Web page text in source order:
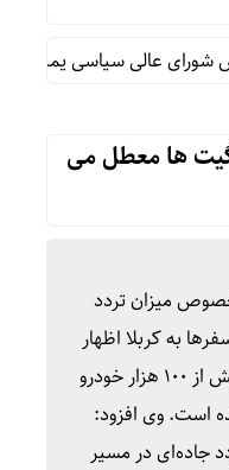
عالی سیاسی یمن به
گیت ها معطل می
میزان تردد
به کربلا اظهار
داشت: برای سه هزار اتوبوس و بیش از ۱۰۰ هزار خودرو
است. وی افزود:
و ۴۵۰ هزار تردد جاده‌ای در مسیر